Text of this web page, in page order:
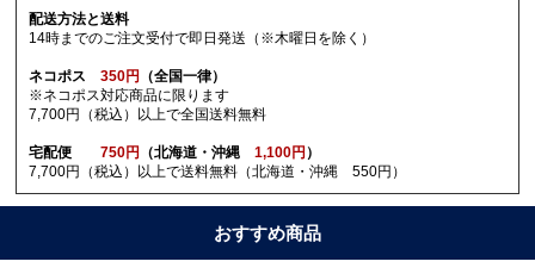
配送方法と送料
14時までのご注文受付で即日発送（※木曜日を除く）
ネコポス350円
（全国一律）
※ネコポス対応商品に限ります
7,700円（税込）以上で全国送料無料
宅配便750円 （北海道・沖縄1,100円 ）
7,700円（税込）以上で送料無料（北海道・沖縄 550円）
おすすめ商品